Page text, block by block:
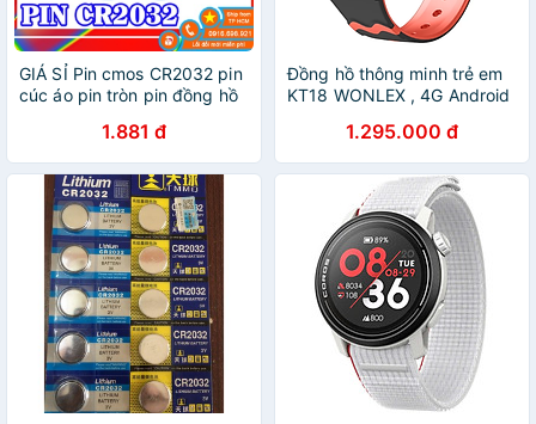
GIÁ SỈ Pin cmos CR2032 pin
cúc áo pin tròn pin đồng hồ
1.881 đ
Đồng hồ thông minh trẻ em
KT18 WONLEX , 4G Android
1.295.000 đ